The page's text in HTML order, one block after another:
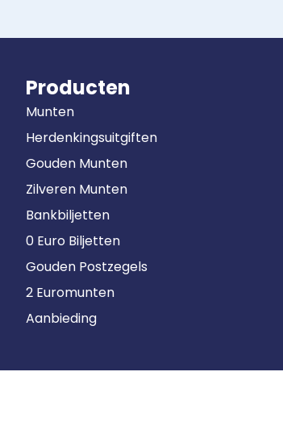
Producten
Munten
Herdenkingsuitgiften
Gouden Munten
Zilveren Munten
Bankbiljetten
0 Euro Biljetten
Gouden Postzegels
2 Euromunten
Aanbieding